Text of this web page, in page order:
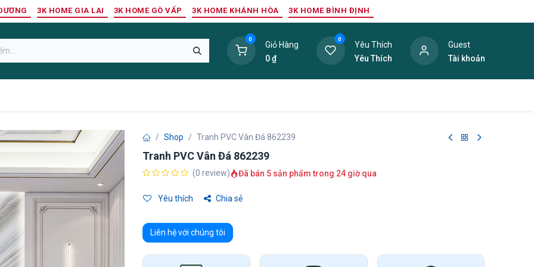
3K HOME GIA LAI 3K HOME GÒ VẤP 3K HOME KHÁNH HÒA 3K HOME BÌNH ĐỊNH
0
Giỏ Hàng
0₫
0
Yêu Thích
Yêu Thích
Guest
Tài khoản
Shop Tranh PVC Vân Đá 862239
Tranh PVC Vân Đá 862239
(0 review) Đã bán 5 sản phẩm trong 24 giờ qua
Yêu thích Chia sẻ
Liên hệ với chúng tôi